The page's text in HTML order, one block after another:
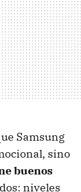
Samsung
sino
buenos
niveles